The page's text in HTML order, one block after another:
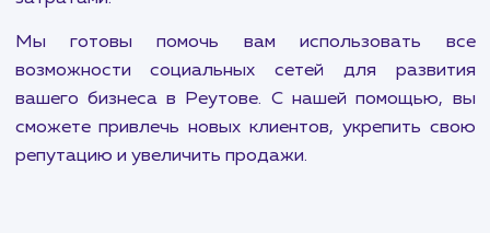
важная часть нашей работы. Мы
профессиональные и привлекательные
которые полностью отвечают требованиям
бренда. Мы занимаемся
модерированием, отвечаем на вопросы
и решаем возникающие проблемы.